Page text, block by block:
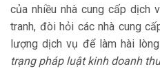
của nhiều nhà cung cấp dịch
tranh, đòi hỏi các nhà cung
lượng dịch vụ để làm hài
trạng pháp luật kinh doanh